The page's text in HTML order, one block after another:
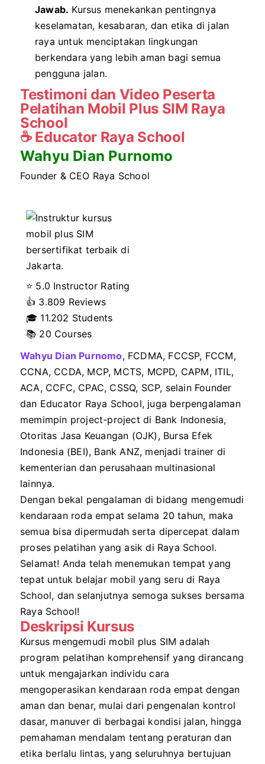
Jawab. Kursus menekankan pentingnya
keselamatan, kesabaran, dan etika di jalan
raya untuk menciptakan lingkungan
berkendara yang lebih aman bagi semua
pengguna jalan.
Testimoni dan Video Peserta
Pelatihan Mobil Plus SIM Raya
School
☕Educator Raya School
Wahyu Dian Purnomo
Founder & CEO Raya School
⭐ 5.0 Instructor Rating
👍 3.809 Reviews
🎓 11.202 Students
📚 20 Courses
Wahyu Dian Purnomo, FCDMA, FCCSP, FCCM,
CCNA, CCDA, MCP, MCTS, MCPD, CAPM, ITIL,
ACA, CCFC, CPAC, CSSQ, SCP, selain Founder
dan Educator Raya School, juga berpengalaman
memimpin project-project di Bank Indonesia,
Otoritas Jasa Keuangan (OJK), Bursa Efek
Indonesia (BEI), Bank ANZ, menjadi trainer di
kementerian dan perusahaan multinasional
lainnya.
Dengan bekal pengalaman di bidang mengemudi
kendaraan roda empat selama 20 tahun, maka
semua bisa dipermudah serta dipercepat dalam
proses pelatihan yang asik di Raya School.
Selamat! Anda telah menemukan tempat yang
tepat untuk belajar mobil yang seru di Raya
School, dan selanjutnya semoga sukses bersama
Raya School!
Deskripsi Kursus
Kursus mengemudi mobil plus SIM adalah
program pelatihan komprehensif yang dirancang
untuk mengajarkan individu cara
mengoperasikan kendaraan roda empat dengan
aman dan benar, mulai dari pengenalan kontrol
dasar, manuver di berbagai kondisi jalan, hingga
pemahaman mendalam tentang peraturan dan
etika berlalu lintas, yang seluruhnya bertujuan